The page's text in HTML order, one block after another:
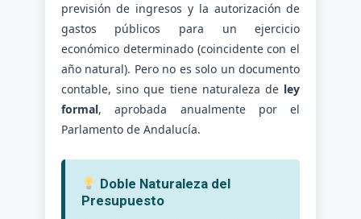
previsión de ingresos y la autorización de
gastos públicos para un ejercicio
económico determinado (coincidente con el
año natural). Pero no es solo un documento
contable, sino que tiene naturaleza de ley
formal, aprobada anualmente por el
Parlamento de Andalucía.
Doble Naturaleza del
Presupuesto